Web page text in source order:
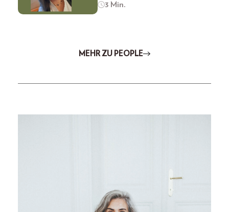
3 Min.
MEHR ZU PEOPLE